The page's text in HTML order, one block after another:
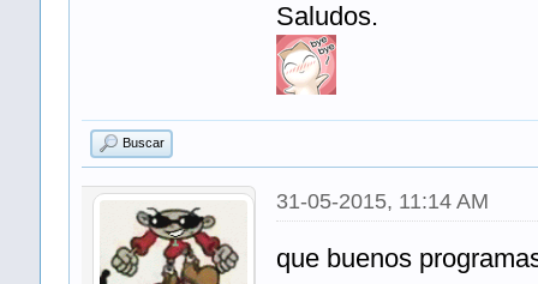
Saludos.
Buscar
31-05-2015, 11:14 AM
que buenos